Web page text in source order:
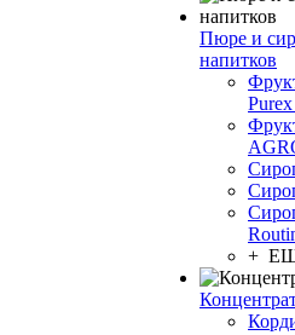
Пюре и
напитков
+